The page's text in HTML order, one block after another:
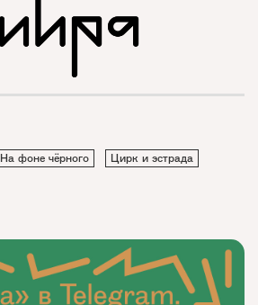
На фоне чёрного Цирк и эстрада